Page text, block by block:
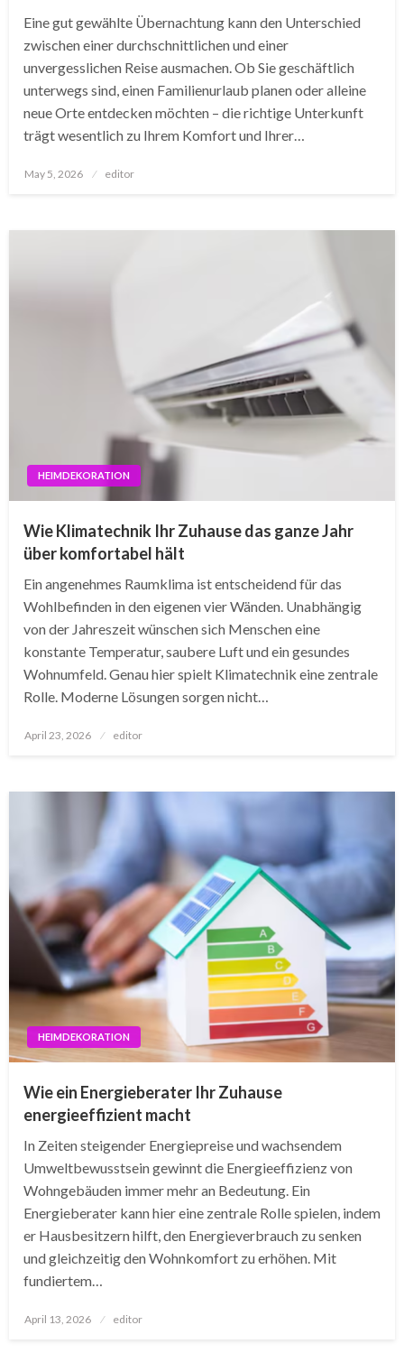
Eine gut gewählte Übernachtung kann den Unterschied
zwischen einer durchschnittlichen und einer
unvergesslichen Reise ausmachen. Ob Sie geschäftlich
unterwegs sind, einen Familienurlaub planen oder alleine
neue Orte entdecken möchten – die richtige Unterkunft
trägt wesentlich zu Ihrem Komfort und Ihrer…
Posted
May 5, 2026 editor
HEIMDEKORATION
Wie Klimatechnik Ihr Zuhause das ganze Jahr
über komfortabel hält
Ein angenehmes Raumklima ist entscheidend für das
Wohlbefinden in den eigenen vier Wänden. Unabhängig
von der Jahreszeit wünschen sich Menschen eine
konstante Temperatur, saubere Luft und ein gesundes
Wohnumfeld. Genau hier spielt Klimatechnik eine zentrale
Rolle. Moderne Lösungen sorgen nicht…
Posted
April 23, 2026 editor
HEIMDEKORATION
Wie ein Energieberater Ihr Zuhause
energieeffizient macht
In Zeiten steigender Energiepreise und wachsendem
Umweltbewusstsein gewinnt die Energieeffizienz von
Wohngebäuden immer mehr an Bedeutung. Ein
Energieberater kann hier eine zentrale Rolle spielen, indem
er Hausbesitzern hilft, den Energieverbrauch zu senken
und gleichzeitig den Wohnkomfort zu erhöhen. Mit
fundiertem…
Posted
April 13, 2026 editor